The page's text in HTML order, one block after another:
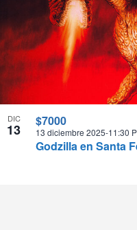
DIC
13
Godzilla en Santa
13 diciembre 2025-11:30
$7000